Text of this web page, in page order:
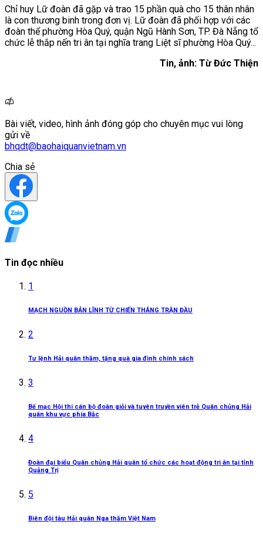
Chỉ huy Lữ đoàn đã gặp và trao 15 phần quà cho 15 thân nhân
là con thương binh trong đơn vị. Lữ đoàn đã phối hợp với các
đoàn thể phường Hòa Quý, quận Ngũ Hành Sơn, TP. Đà Nẵng tổ
chức lễ thắp nến tri ân tại nghĩa trang Liệt sĩ phường Hòa Quý...
Tin, ảnh: Từ Đức Thiện
Bài viết, video, hình ảnh đóng góp cho chuyên mục vui lòng
gửi về
bhqdt@baohaiquanvietnam.vn
Chia sẻ
Tin đọc nhiều
1
MẠCH NGUỒN BẢN LĨNH TỪ CHIẾN THẮNG TRẬN ĐẦU
2
Tư lệnh Hải quân thăm, tặng quà gia đình chính sách
3
Bế mạc Hội thi cán bộ đoàn giỏi và tuyên truyền viên trẻ Quân chủng Hải
quân khu vực phía Bắc
4
Đoàn đại biểu Quân chủng Hải quân tổ chức các hoạt động tri ân tại tỉnh
Quảng Trị
5
Biên đội tàu Hải quân Nga thăm Việt Nam